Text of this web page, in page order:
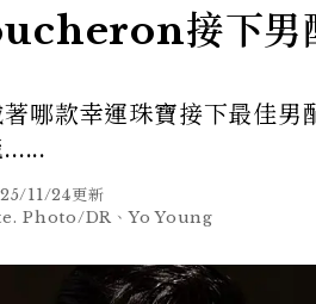
接下男
著哪款幸運珠寶接下最佳
11/24更新
Photo/DR、Yo Young